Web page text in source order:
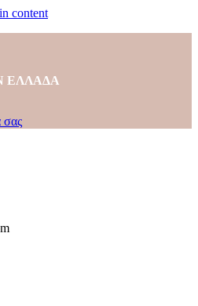
content
ΕΛΛΑΔΑ
σας